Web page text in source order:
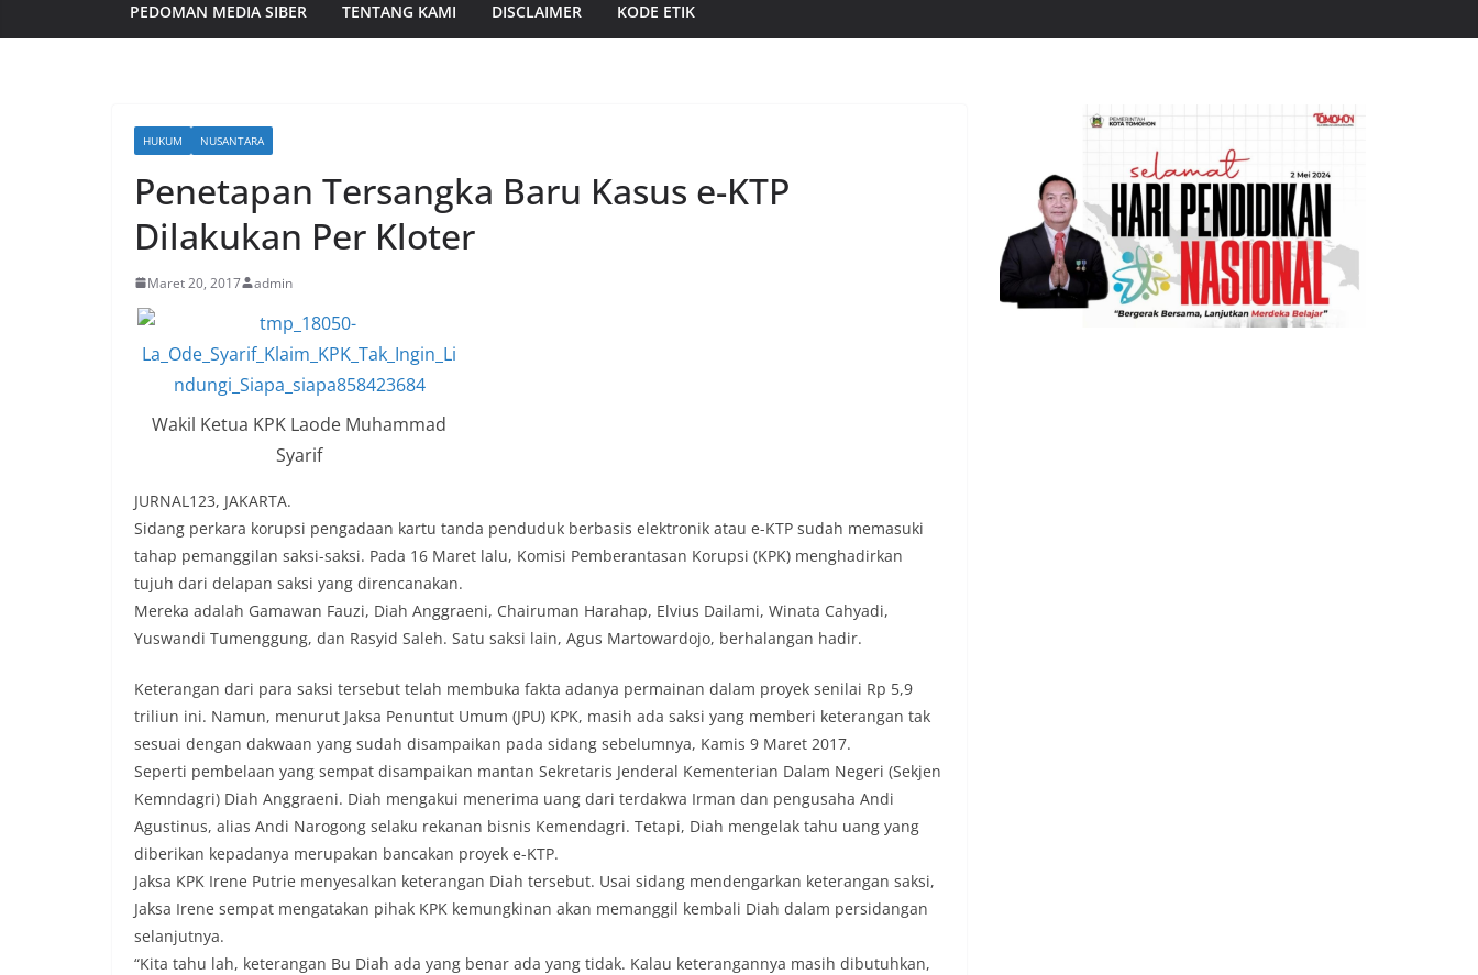
PEDOMAN MEDIA SIBER TENTANG KAMI DISCLAIMER KODE ETIK
HUKUM NUSANTARA
Penetapan Tersangka Baru Kasus e-KTP
Dilakukan Per Kloter
Maret 20, 2017 admin
Wakil Ketua KPK Laode Muhammad
Syarif
JURNAL123, JAKARTA.
Sidang perkara korupsi pengadaan kartu tanda penduduk berbasis elektronik atau e-KTP sudah memasuki
tahap pemanggilan saksi-saksi. Pada 16 Maret lalu, Komisi Pemberantasan Korupsi (KPK) menghadirkan
tujuh dari delapan saksi yang direncanakan.
Mereka adalah Gamawan Fauzi, Diah Anggraeni, Chairuman Harahap, Elvius Dailami, Winata Cahyadi,
Yuswandi Tumenggung, dan Rasyid Saleh. Satu saksi lain, Agus Martowardojo, berhalangan hadir.
Keterangan dari para saksi tersebut telah membuka fakta adanya permainan dalam proyek senilai Rp 5,9
triliun ini. Namun, menurut Jaksa Penuntut Umum (JPU) KPK, masih ada saksi yang memberi keterangan tak
sesuai dengan dakwaan yang sudah disampaikan pada sidang sebelumnya, Kamis 9 Maret 2017.
Seperti pembelaan yang sempat disampaikan mantan Sekretaris Jenderal Kementerian Dalam Negeri (Sekjen
Kemndagri) Diah Anggraeni. Diah mengakui menerima uang dari terdakwa Irman dan pengusaha Andi
Agustinus, alias Andi Narogong selaku rekanan bisnis Kemendagri. Tetapi, Diah mengelak tahu uang yang
diberikan kepadanya merupakan bancakan proyek e-KTP.
Jaksa KPK Irene Putrie menyesalkan keterangan Diah tersebut. Usai sidang mendengarkan keterangan saksi,
Jaksa Irene sempat mengatakan pihak KPK kemungkinan akan memanggil kembali Diah dalam persidangan
selanjutnya.
“Kita tahu lah, keterangan Bu Diah ada yang benar ada yang tidak. Kalau keterangannya masih dibutuhkan,